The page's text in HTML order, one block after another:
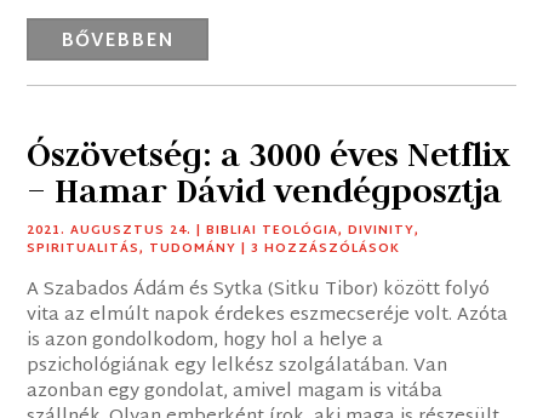
BŐVEBBEN
Ószövetség: a 3000 éves Netflix
– Hamar Dávid vendégposztja
2021. AUGUSZTUS 24. |BIBLIAI TEOLÓGIA,DIVINITY,
SPIRITUALITÁS, TUDOMÁNY | 3 HOZZÁSZÓLÁSOK
A Szabados Ádám és Sytka (Sitku Tibor) között folyó
vita az elmúlt napok érdekes eszmecseréje volt. Azóta
is azon gondolkodom, hogy hol a helye a
pszichológiának egy lelkész szolgálatában. Van
azonban egy gondolat, amivel magam is vitába